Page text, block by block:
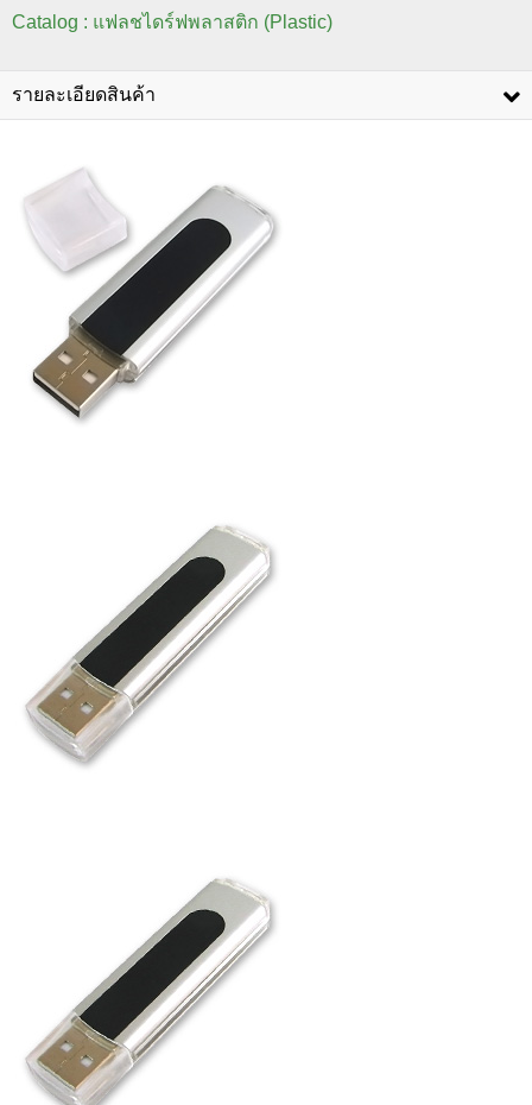
Catalog : แฟลชไดร์ฟพลาสติก (Plastic)
รายละเอียดสินค้า